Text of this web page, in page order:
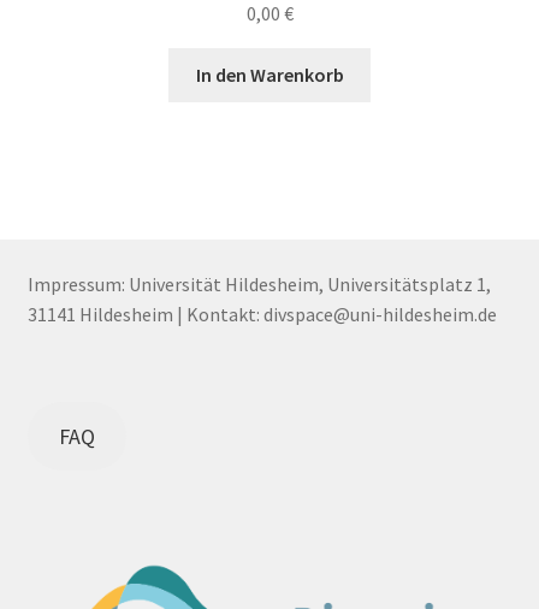
0,00 €
In den Warenkorb
Impressum: Universität Hildesheim, Universitätsplatz 1,
31141 Hildesheim | Kontakt: divspace@uni-hildesheim.de
FAQ